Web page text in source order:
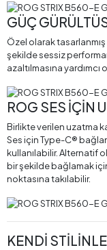
GÜÇ
Özel olarak
şekilde sessiz
azaltılmasına yardımcı
ROG SES İÇİN
Birlikte verilen uzatma
Ses için Type-C®
kullanılabilir. Alternatif
bir şekilde bağlamak
noktasına takılabilir.
KENDİ